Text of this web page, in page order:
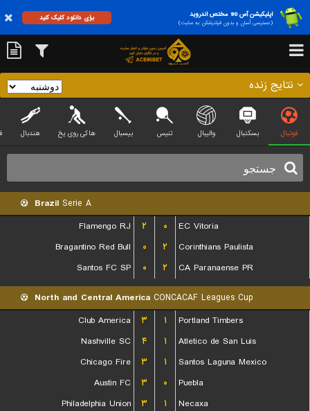
اپلیکیشن آس 90 مختص اندروید
(دسترسی آسان و بدون فیلترشکن به سایت)
برای دانلود کلیک کنید
نتایج زنده
فوتبال بسکتبال والیبال تنیس بیسبال هاکی روی یخ هندبال
Brazil Serie A
Flamengo RJ
۲ ۰
EC Vitoria
Bragantino Red Bull
۰ ۲
Corinthians Paulista
Santos FC SP
۰ ۲ CA Paranaense PR
North and Central America CONCACAF Leagues Cup
Club America
۳ ۱
Portland Timbers
Nashville SC
۴ ۱
Atletico de San Luis
Chicago Fire
۳ ۱
Santos Laguna Mexico
Austin FC
۳ ۰
Puebla
Philadelphia Union
۳ ۱
Necaxa